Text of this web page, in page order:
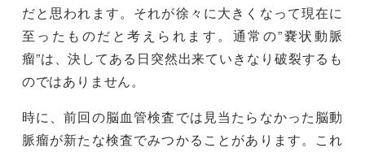
だと思われます。それが徐々に大きくなって現在に
至ったものだと考えられます。通常の”嚢状動脈
瘤”は、決してある日突然出来ていきなり破裂するも
のではありません。
時に、前回の脳血管検査では見当たらなかった脳動
脈瘤が新たな検査でみつかることがあります。これ